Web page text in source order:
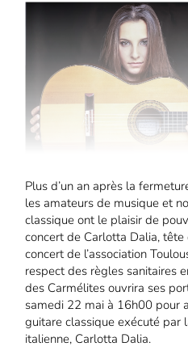
Plus d’un an après la
les amateurs de musique et
classique ont le plaisir de
concert de Carlotta Dalia, tête
concert de l’association
respect des règles sanitaires
des Carmélites ouvrira ses
samedi 22 mai à 16h00 pour
guitare classique exécuté par
italienne, Carlotta Dalia.